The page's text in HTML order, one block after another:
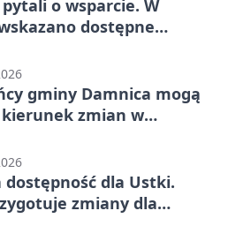
o wsparcie. W
dostępne
gminy Damnica mogą
zmian w
dostępność dla Ustki.
zmiany dla